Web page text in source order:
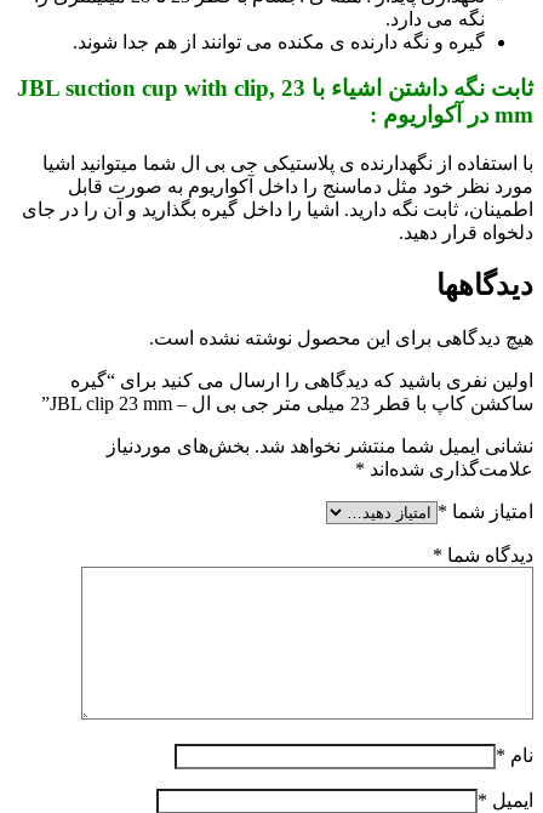
نگه می دارد.
گیره و نگه دارنده ی مکنده می توانند از هم جدا شوند.
ثابت نگه داشتن اشیاء با JBL suction cup with clip, 23
mm در آکواریوم :
با استفاده از نگهدارنده ی پلاستیکی جی بی ال شما میتوانید اشیا
مورد نظر خود مثل دماسنج را داخل آکواریوم به صورت قابل
اطمینان، ثابت نگه دارید. اشیا را داخل گیره بگذارید و آن را در جای
دلخواه قرار دهید.
دیدگاهها
هیچ دیدگاهی برای این محصول نوشته نشده است.
اولین نفری باشید که دیدگاهی را ارسال می کنید برای “گیره
ساکشن کاپ با قطر 23 میلی متر جی بی ال – JBL clip 23 mm”
نشانی ایمیل شما منتشر نخواهد شد. بخش‌های موردنیاز
علامت‌گذاری شده‌اند *
امتیاز شما *
دیدگاه شما *
نام *
ایمیل *